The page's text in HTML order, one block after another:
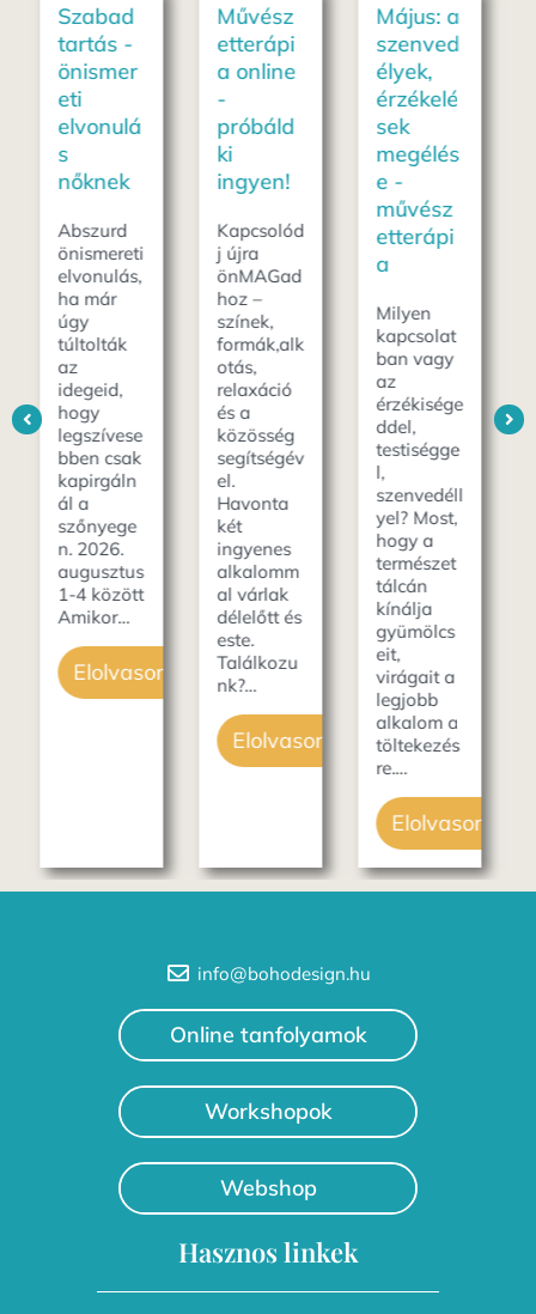
Művész
etterápi
a online
-
próbáld
ki
ingyen!
Kapcsolód
j újra
önMAGad
hoz –
színek,
formák,alk
otás,
relaxáció
és a
közösség
segítségév
el.
Havonta
két
ingyenes
alkalomm
al várlak
délelőtt és
Találkozu
nk?…
Május: a
szenved
élyek,
érzékelé
sek
megélés
e -
etterápi
a
Milyen
kapcsolat
ban vagy
az
érzékisége
ddel,
testiségge
l,
szenvedéll
yel? Most,
hogy a
természet
tálcán
kínálja
gyümölcs
eit,
virágait a
legjobb
alkalom a
töltekezés
re.…
Földelés
gyakorla
t -
szorong
ás ellen
Május az
érzékek
hónapja,
a
természet
érzékszerv
ünket
kényezteti
ilyenkor. A
nyíló
virágok
színe és
napérlelte
eper
zamata,…
Elolvasom
info@bohodesign.hu
Online tanfolyamok
Workshopok
Webshop
Hasznos linkek